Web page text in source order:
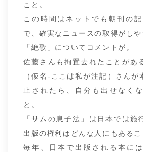
こと。
この時間はネットでも朝刊の
で、確実なニュースの取得がしや
「絶歌」についてコメントが。
佐藤さんも拘置去れたことがあ
（仮名-ここは私が注記）さんが
止されたら、自分も出せなく
と。
「サムの息子法」は日本では施
出版の権利はどんな人にもあるこ
毎年、日本で出版される本に